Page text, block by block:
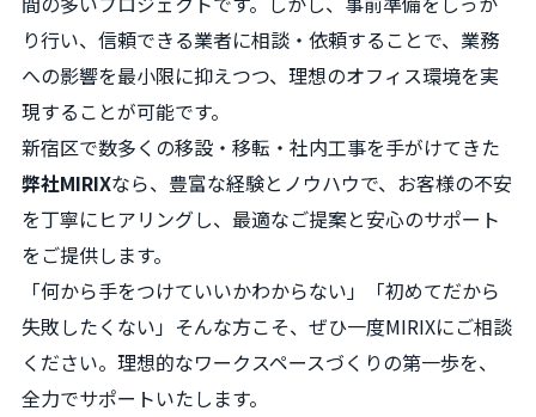
り行い、信頼できる業者に相談・依頼することで、業務
への影響を最小限に抑えつつ、理想のオフィス環境を実
現することが可能です。
新宿区で数多くの移設・移転・社内工事を手がけてきた
弊社MIRIXなら、豊富な経験とノウハウで、お客様の不安
を丁寧にヒアリングし、最適なご提案と安心のサポート
をご提供します。
「何から手をつけていいかわからない」「初めてだから
失敗したくない」そんな方こそ、ぜひ一度MIRIXにご相談
ください。理想的なワークスペースづくりの第一歩を、
全力でサポートいたします。